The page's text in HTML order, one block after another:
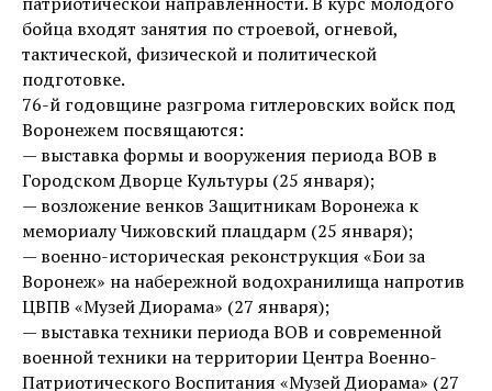
бойца входят занятия по строевой, огневой,
тактической, физической и политической
подготовке.
76-й годовщине разгрома гитлеровских войск под
Воронежем посвящаются:
— выставка формы и вооружения периода ВОВ в
Городском Дворце Культуры (25 января);
— возложение венков Защитникам Воронежа к
мемориалу Чижовский плацдарм (25 января);
— военно-историческая реконструкция «Бои за
Воронеж» на набережной водохранилища напротив
ЦВПВ «Музей Диорама» (27 января);
— выставка техники периода ВОВ и современной
военной техники на территории Центра Военно-
Патриотического Воспитания «Музей Диорама» (27